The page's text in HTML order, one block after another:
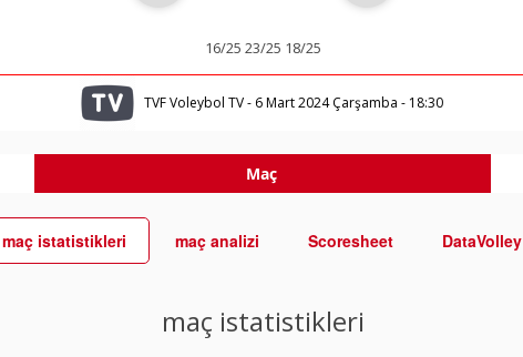
16/25 23/25 18/25
TVF Voleybol TV - 6 Mart 2024 Çarşamba - 18:30
Maç
maç istatistikleri maç analizi Scoresheet DataVolley
maç istatistikleri